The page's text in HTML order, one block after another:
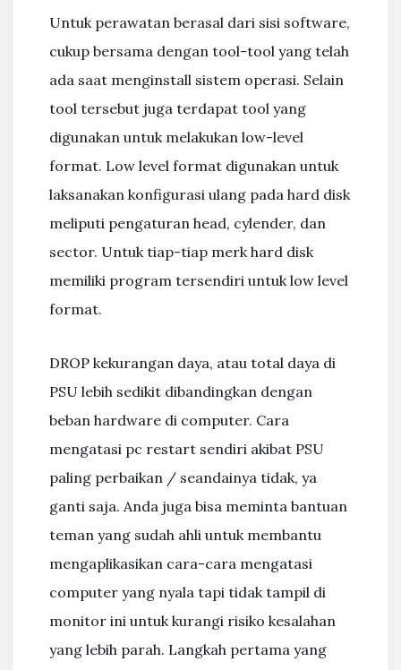
Untuk perawatan berasal dari sisi software,
cukup bersama dengan tool-tool yang telah
ada saat menginstall sistem operasi. Selain
tool tersebut juga terdapat tool yang
digunakan untuk melakukan low-level
format. Low level format digunakan untuk
laksanakan konfigurasi ulang pada hard disk
meliputi pengaturan head, cylender, dan
sector. Untuk tiap-tiap merk hard disk
memiliki program tersendiri untuk low level
format.
DROP kekurangan daya, atau total daya di
PSU lebih sedikit dibandingkan dengan
beban hardware di computer. Cara
mengatasi pc restart sendiri akibat PSU
paling perbaikan / seandainya tidak, ya
ganti saja. Anda juga bisa meminta bantuan
teman yang sudah ahli untuk membantu
mengaplikasikan cara-cara mengatasi
computer yang nyala tapi tidak tampil di
monitor ini untuk kurangi risiko kesalahan
yang lebih parah. Langkah pertama yang